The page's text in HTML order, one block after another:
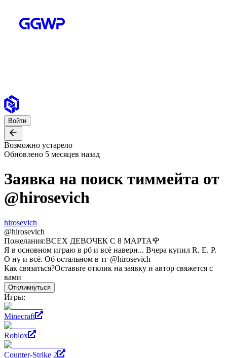
Войти
Возможно устарело
Обновлено 5 месяцев назад
Заявка на поиск тиммейта от
@hirosevich
hirosevich
@hirosevich
Пожелания:ВСЕХ ДЕВОЧЕК С 8 МАРТА🌹
Я в основном играю в рб и всё наверн... Вчера купил R. E. P.
O ну и всё. Об остальном в тг @hirosevich
Как связаться?Оставьте отклик на заявку и автор свяжется с
вами
Откликнуться
Игры:
Minecraft
Roblox
Counter-Strike 2